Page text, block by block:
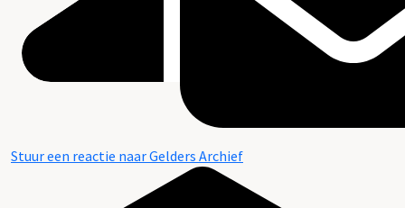
Stuur een reactie naar Gelders Archief